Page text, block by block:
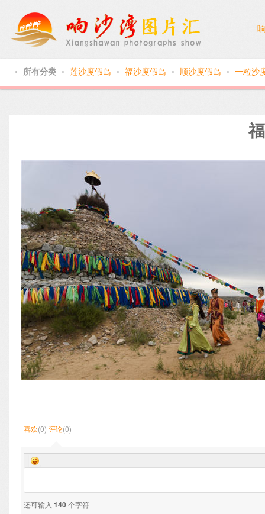
● 所有分类 ● 莲沙度假岛 ● 福沙度假岛 ● 顺沙度假岛 ● 一粒沙
喜欢(0) 评论(0)
还可输入 140个字符